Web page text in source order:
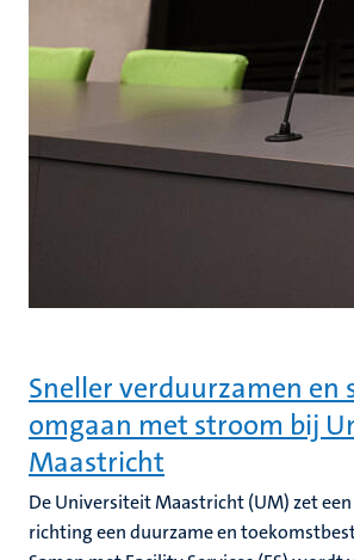
Sneller verduurzamen en
omgaan met stroom bij
Maastricht
De Universiteit Maastricht (UM) zet
richting een duurzame en